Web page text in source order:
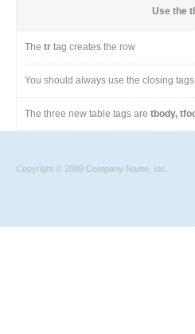
Use the
The tr tag creates the row
You should always use the closing tags
The three new table tags are tbody,
Copyright © 2009 Company Name, Inc.